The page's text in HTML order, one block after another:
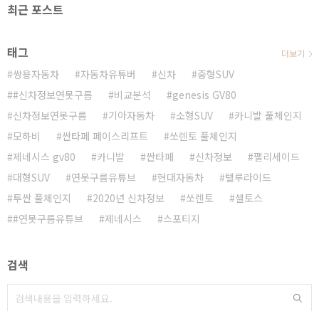
최근 포스트
태그
쌍용자동차 자동차유튜버 신차
중형SUV
#신차정보연못구름
비교분석
genesis GV80
신차정보연못구름
기아자동차 소형SUV
카니발 풀체인지
모하비
싼타페 페이스리프트
쏘렌토 풀체인지
제네시스 gv80
카니발 싼타페 신차정보
팰리세이드
대형SUV
연못구름유튜브 현대자동차
텔루라이드
투싼 풀체인지
2020년 신차정보 쏘렌토
셀토스
#연못구름유튜브
제네시스 스포티지
더보기
검색